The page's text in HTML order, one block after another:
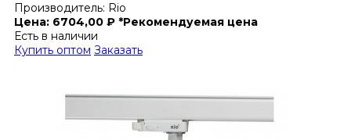
Производитель: Rio
Цена: 6704,00 ₽ *Рекомендуемая цена
Есть в наличии
Купить оптом Заказать